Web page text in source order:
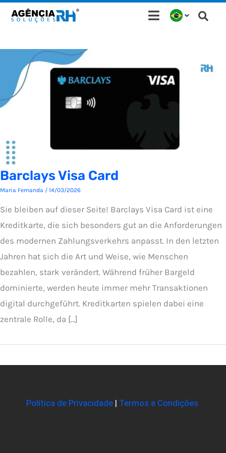
para
conteúdo
Barclays Visa Card
Maria Fernanda / 14/03/2026
Sie bleiben auf dieser Seite! Barclays Visa Card ist eine
Kreditkarte, die sich besonders gut an die Anforderungen
des modernen Zahlungsverkehrs anpasst. In den letzten
Jahren hat sich die Art und Weise, wie Menschen
bezahlen, stark verändert. Während früher Bargeld
dominierte, werden heute immer mehr Transaktionen
digital durchgeführt. Kreditkarten spielen dabei eine
zentrale Rolle, da […]
Política de Privacidade| Termos e Condições